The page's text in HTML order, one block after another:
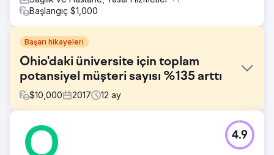
Başlangıç $1,000
Başarı hikayeleri
Ohio'daki üniversite için toplam
potansiyel müşteri sayısı %135 arttı
$10,000 2017 12 ay
Meydan Okuma
Ohio'da lisansüstü programların pazarlamasına yönelik
rekabet, özellikle artan rekabet ve diğer üniversiteler
4.9